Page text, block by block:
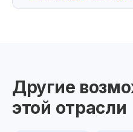
Другие
этой отрасли